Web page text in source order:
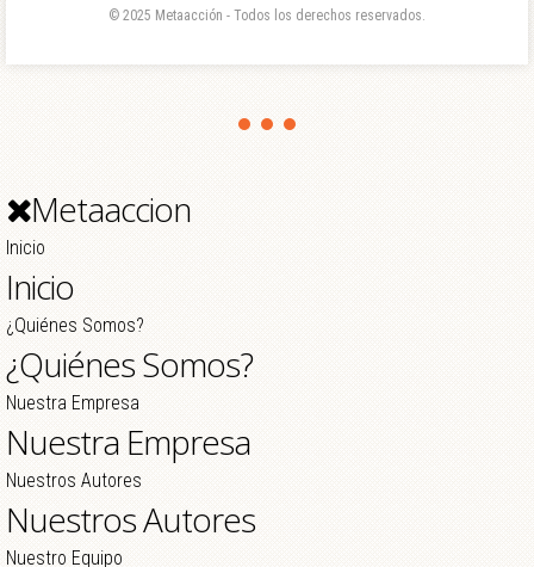
© 2025 Metaacción - Todos los derechos reservados.
Metaaccion
Inicio
Inicio
¿Quiénes Somos?
¿Quiénes Somos?
Nuestra Empresa
Nuestra Empresa
Nuestros Autores
Nuestros Autores
Nuestro Equipo